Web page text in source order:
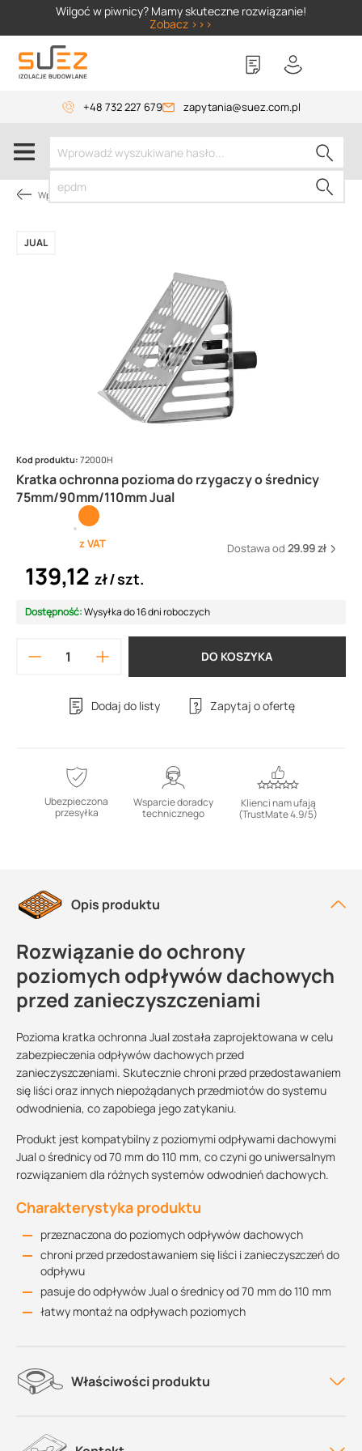
Wilgoć w piwnicy? Mamy skuteczne rozwiązanie!
Zobacz >>>
+48 732 227 679 zapytania@suez.com.pl
Wpusty i akcesoria
Kratka ochronna pozioma do rzygaczy o średnicy
75mm/90mm/110mm Jual
JUAL
Kod produktu: 72000H
z VAT Dostawa od 29.99 zł
139,12 zł szt.
Dostępność:Wysyłka do 16 dni roboczych
DO KOSZYKA
Dodaj do listy Zapytaj o ofertę
Ubezpieczona
przesyłka
Wsparcie doradcy
technicznego
Klienci nam ufają
(TrustMate 4.9/5)
Opis produktu
Rozwiązanie do ochrony
poziomych odpływów dachowych
przed zanieczyszczeniami
Pozioma kratka ochronna Jual została zaprojektowana w celu
zabezpieczenia odpływów dachowych przed
zanieczyszczeniami. Skutecznie chroni przed przedostawaniem
się liści oraz innych niepożądanych przedmiotów do systemu
odwodnienia, co zapobiega jego zatykaniu.
Produkt jest kompatybilny z poziomymi odpływami dachowymi
Jual o średnicy od 70 mm do 110 mm, co czyni go uniwersalnym
rozwiązaniem dla różnych systemów odwodnień dachowych.
Charakterystyka produktu
przeznaczona do poziomych odpływów dachowych
chroni przed przedostawaniem się liści i zanieczyszczeń do
odpływu
pasuje do odpływów Jual o średnicy od 70 mm do 110 mm
łatwy montaż na odpływach poziomych
Właściwości produktu